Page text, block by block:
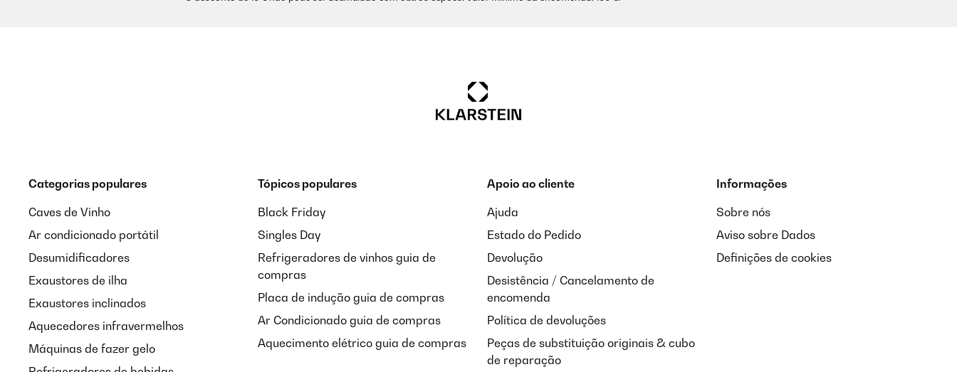
pantalon bien adapté à la course, seul bémol (mais il faut pouvoir l'essayer avant de savoir), se baisse un peu à la taille pendant la course: l'élastique ne suffit pas. Sinon, en
Die Hose kam nach 3 Tagen an, ging also ganz fix.Obwohl ich die Hose in M bestellt habe kam sie in L sitzt aber trotzdem sehr gut und angenehm.( dank der Aufbauphase)Sie
schimmert beim bücken(Kniebeugen) leicht durch weshalb ich ein Sternchen abziehen muss.
AVALIAÇÃO COMPROVADA 06/12/2016
Categorias populares
Caves de Vinho
Ar condicionado portátil
Desumidificadores
Exaustores de ilha
Exaustores inclinados
Aquecedores infravermelhos
Máquinas de fazer gelo
Tópicos populares
Black Friday
Singles Day
Refrigeradores de vinhos guia de
compras
Placa de indução guia de compras
Ar Condicionado guia de compras
Aquecimento elétrico guia de compras
Apoio ao cliente
Ajuda
Estado do Pedido
Devolução
Desistência / Cancelamento de
encomenda
Política de devoluções
Peças de substituição originais & cubo
de reparação
Informações
Sobre nós
Aviso sobre Dados
Definições de cookies